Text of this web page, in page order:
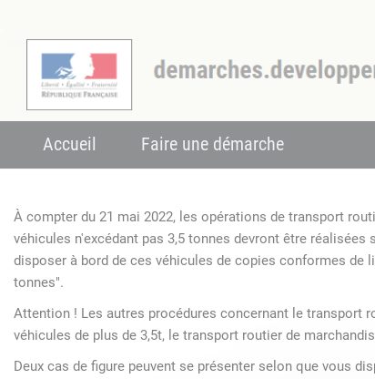
Accueil Faire une démarche
À compter du 21 mai 2022, les opérations de transport
véhicules n'excédant pas 3,5 tonnes devront être
disposer à bord de ces véhicules de copies conformes
tonnes".
Attention ! Les autres procédures concernant le transport
véhicules de plus de 3,5t, le transport routier de
Deux cas de figure peuvent se présenter selon que vous